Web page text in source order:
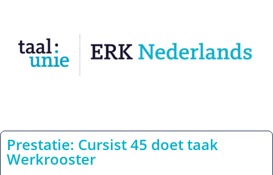
Prestatie: Cursist 45 doet taak
Werkrooster